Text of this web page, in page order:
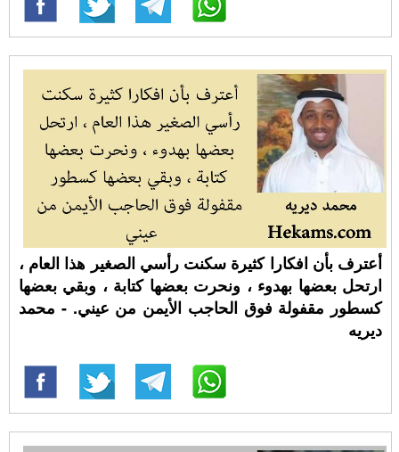
أعترف بأن افكارا كثيرة سكنت رأسي الصغير هذا العام ،
ارتحل بعضها بهدوء ، ونحرت بعضها كتابة ، وبقي بعضها
كسطور مقفولة فوق الحاجب الأيمن من عيني. - محمد
ديريه